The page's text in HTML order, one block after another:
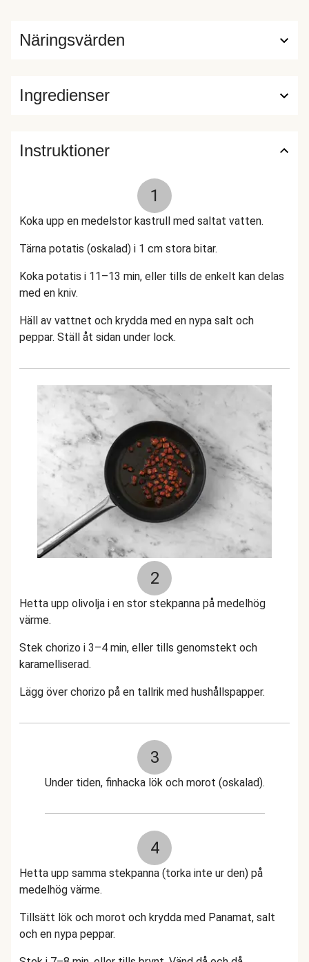
Ingredienser
Näringsvärden
Instruktioner
1
Koka upp en medelstor kastrull med saltat vatten.
Tärna potatis (oskalad) i 1 cm stora bitar.
Koka potatis i 11–13 min, eller tills de enkelt kan delas
med en kniv.
Häll av vattnet och krydda med en nypa salt och
peppar. Ställ åt sidan under lock.
2
Hetta upp olivolja i en stor stekpanna på medelhög
värme.
Stek chorizo i 3–4 min, eller tills genomstekt och
karamelliserad.
Lägg över chorizo på en tallrik med hushållspapper.
3
Under tiden, finhacka lök och morot (oskalad).
4
Hetta upp samma stekpanna (torka inte ur den) på
medelhög värme.
Tillsätt lök och morot och krydda med Panamat, salt
och en nypa peppar.